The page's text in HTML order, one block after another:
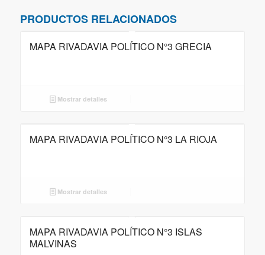
PRODUCTOS RELACIONADOS
MAPA RIVADAVIA POLÍTICO N°3 GRECIA
Mostrar detalles
MAPA RIVADAVIA POLÍTICO N°3 LA RIOJA
Mostrar detalles
MAPA RIVADAVIA POLÍTICO N°3 ISLAS
MALVINAS